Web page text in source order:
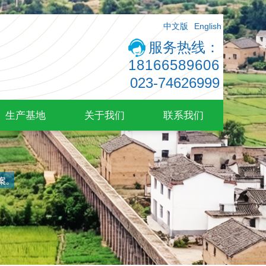
中文版 English
服务热线：
18166589606
023-74626999
生产基地 关于我们 联系我们